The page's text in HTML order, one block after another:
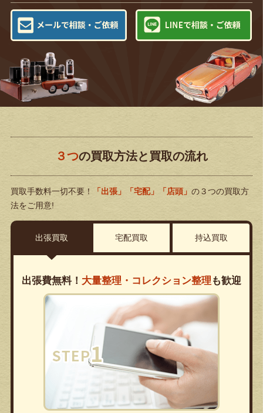
３つの買取方法と買取の流れ
買取手数料一切不要！ 「出張」「宅配」「店頭」 の３つの買取方
法をご用意!
出張買取 宅配買取 持込買取
出張費無料！ 大量整理・コレクション整理 も歓迎